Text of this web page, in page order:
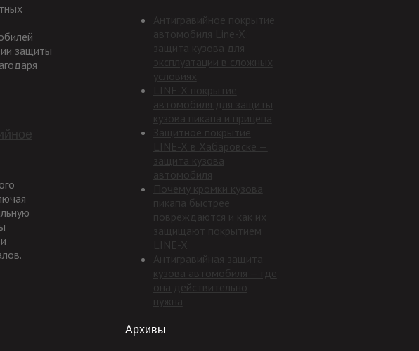
защиты
Антигравийное покрытие
автомобиля Line-X:
защита кузова для
эксплуатации в сложных
условиях
LINE-X покрытие
автомобиля для защиты
кузова пикапа и прицепа
Защитное покрытие
LINE-X в Хабаровске —
защита кузова
автомобиля
Почему кромки кузова
пикапа быстрее
повреждаются и как их
защищают покрытием
LINE-X
Антигравийная защита
кузова автомобиля — где
она действительно
нужна
Архивы